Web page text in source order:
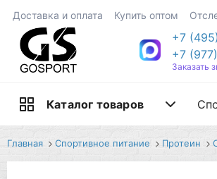
Доставка и оплата Купить оптом
+7
+7
Заказать
Каталог товаров
Главная Спортивное питание Протеин